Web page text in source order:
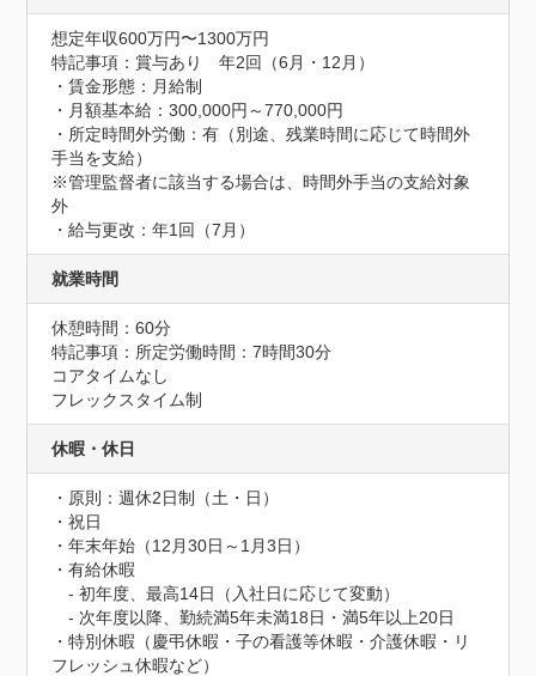
想定年収600万円〜1300万円
特記事項：賞与あり　年2回（6月・12月）
・賃金形態：月給制
・月額基本給：300,000円～770,000円
・所定時間外労働：有（別途、残業時間に応じて時間外
手当を支給）
※管理監督者に該当する場合は、時間外手当の支給対象
外
・給与更改：年1回（7月）
就業時間
休憩時間：60分
特記事項：所定労働時間：7時間30分
コアタイムなし
フレックスタイム制
休暇・休日
・原則：週休2日制（土・日）
・祝日
・年末年始（12月30日～1月3日）
・有給休暇
- 初年度、最高14日（入社日に応じて変動）
- 次年度以降、勤続満5年未満18日・満5年以上20日
・特別休暇（慶弔休暇・子の看護等休暇・介護休暇・リ
フレッシュ休暇など）